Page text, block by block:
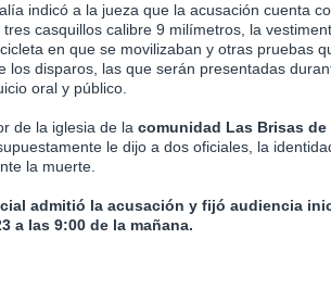
indicó a la jueza que la acusación cuenta
tres casquillos calibre 9 milímetros, la
en que se movilizaban y otras pruebas
los disparos, las que serán presentadas
oral y público.
de la iglesia de la comunidad Las Brisas de
le dijo a dos oficiales, la
la muerte.
admitió la acusación y fijó audiencia
a las 9:00 de la mañana.